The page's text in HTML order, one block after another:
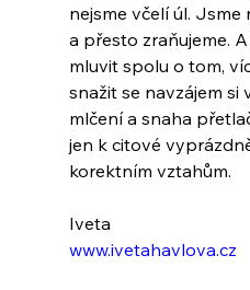
nejsme včelí úl. Jsme
a přesto zraňujeme.
mluvit spolu o tom,
snažit se navzájem si
mlčení a snaha
jen k citové
korektním vztahům.
Iveta
www.ivetahavlova.cz